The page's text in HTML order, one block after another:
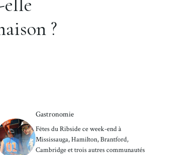
?
Gastronomie
Fêtes du Ribside ce week-end à
Mississauga, Hamilton, Brantford,
Cambridge et trois autres communautés